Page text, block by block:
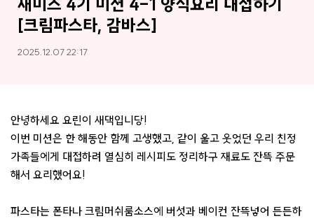
새미즈 4기 미션 4-1 양식요리 대접하기
[크림파스타, 감바스]
2025.12.07 22:17
안녕하세요 요린이 새댁입니당!
이번 미션은 한 해동안 함께 고생했고, 같이 울고 웃었던 우리 친정
가족들에게 대접하려 열심히 레시피도 정리하구 재료도 잔뜩 주문
해서 요리했어요!
파스타는 폰타나 크림머쉬룸소스에 버섯과 베이컨 잔뜩넣어 든든하